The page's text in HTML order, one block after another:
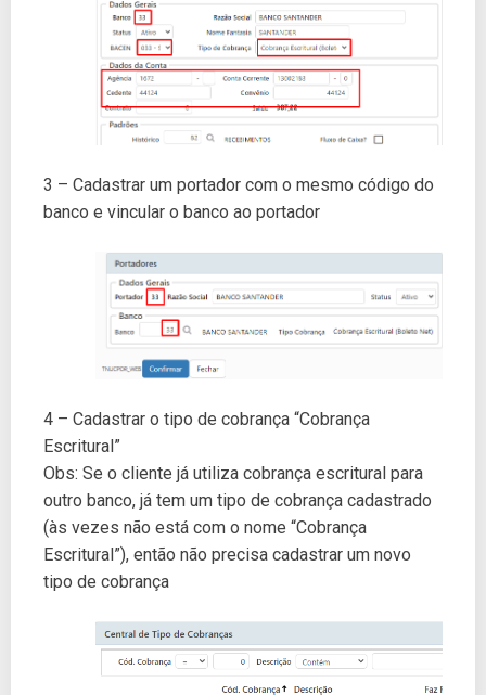
3 – Cadastrar um portador com o mesmo código do
banco e vincular o banco ao portador
4 – Cadastrar o tipo de cobrança “Cobrança
Escritural”
Obs: Se o cliente já utiliza cobrança escritural para
outro banco, já tem um tipo de cobrança cadastrado
(às vezes não está com o nome “Cobrança
Escritural”), então não precisa cadastrar um novo
tipo de cobrança